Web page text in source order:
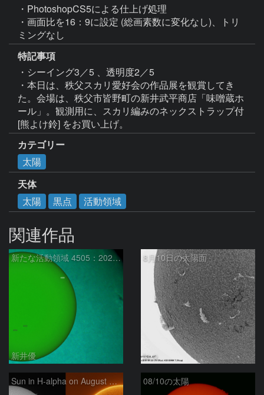
・PhotoshopCS5による仕上げ処理
・画面比を16：9に設定 (総画素数に変化なし)、トリ
ミングなし
特記事項
・シーイング3／5 、透明度2／5
・本日は、秩父スカリ愛好会の作品展を観賞してき
た。会場は、秩父市皆野町の新井武平商店「味噌蔵ホ
ール」。観測用に、スカリ編みのネックストラップ付
[熊よけ鈴] をお買い上げ。
カテゴリー
太陽
天体
太陽
黒点 活動領域
関連作品
新たな活動領域 4505：2026/08/10
新井優
8月10日の太陽面
ta-o
Sun in H-alpha on August 10, 2026 08/10の太陽